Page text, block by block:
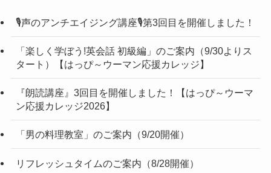
🎙声のアンチエイジング講座🎙第3回目を開催しました！
「楽しく学ぼう!英会話 初級編」のご案内（9/30よりス
タート）【はっぴ～ウーマン応援カレッジ】
『朗読講座』3回目を開催しました！【はっぴ～ウーマ
ン応援カレッジ2026】
「男の料理教室」のご案内（9/20開催）
リフレッシュタイムのご案内（8/28開催）